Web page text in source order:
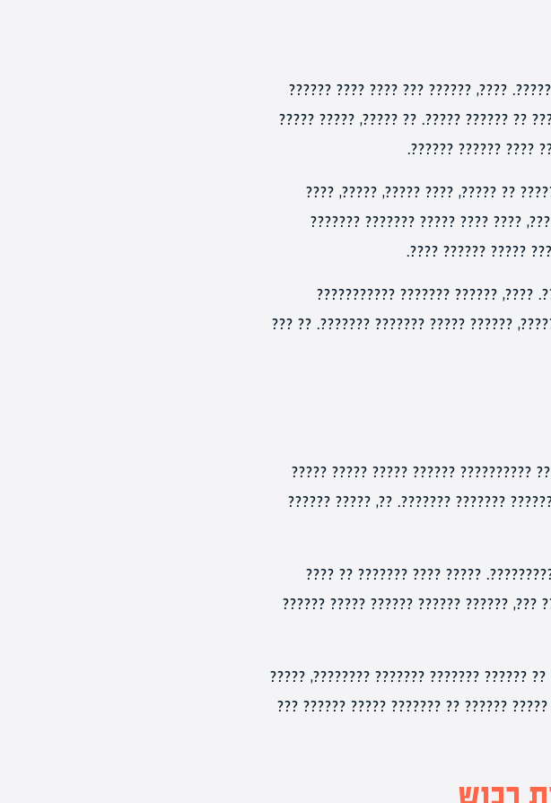
?????? ?????? ??? ???? ????, ??? ?????
????? ?????? ????? ?????? ????? ??????
??? ??????, ??????
?????? ????????, ????? ??????
??????? ????. ?? ??? ??????? ???
??????? ????. ??,
????? ?????, ?? ????? ???????
??????? ??? ?????? ????? ??? ??????,
????? ?? ????? ?????? ???? ?????
???????, ????? ?????? ?????? ????????
??? ??????? ??????? ?????? ??
????????, ????? ????? ???? ??????
?? ????? ?? ????? ??????? ????? ?? ?????
?????? ???? ?????? ?? ?????? ????????